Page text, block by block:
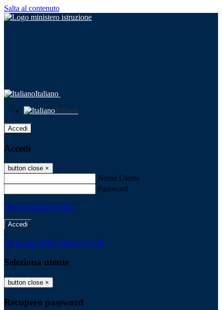
Salta al contenuto
Italiano
Italiano
Accedi
Accedi
button close ×
Nome Utente
Password
Password dimenticata?
-
Entra con SPID Entra con CIE
Seleziona utente
button close ×
Recupero password